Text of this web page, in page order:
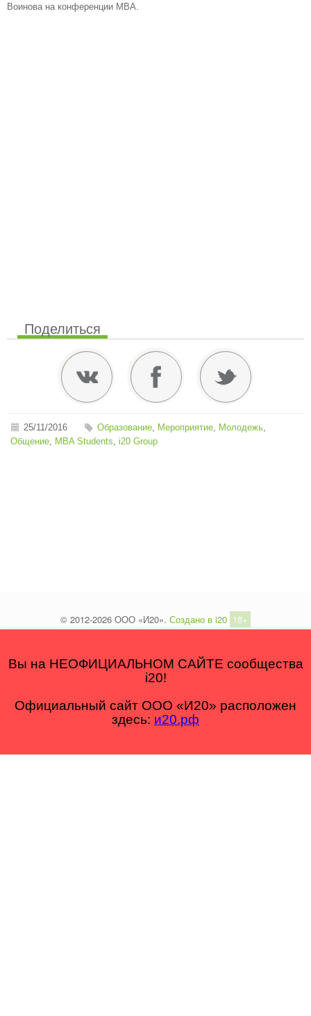
Воинова на конференции MBA.
Поделиться
25/11/2016 Образование Мероприятие Молодежь
Общение MBA Students i20 Group
© 2012-2026 ООО «И20». Создано в i20 18+
Вы на НЕОФИЦИАЛЬНОМ САЙТЕ сообщества
i20!
Официальный сайт ООО «И20» расположен
здесь: и20.рф